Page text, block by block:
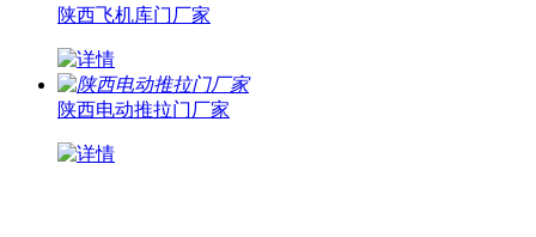
陕西飞机库门厂家
陕西电动推拉门厂家